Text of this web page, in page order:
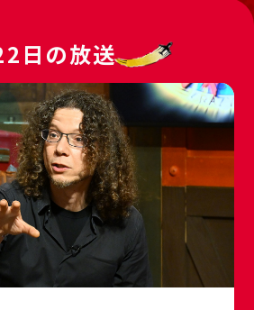
日の放送